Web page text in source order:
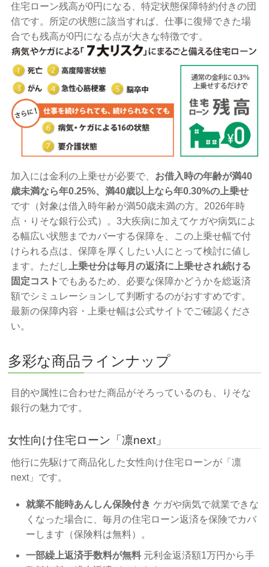
住宅ローン残高が0円になる、特定状態保障特約付きの団
信です。所定の状態に該当すれば、仕事に復帰できた場
合でも残高が0円になる点が大きな特徴です。
加入には金利の上乗せが必要で、 お借入時の年齢が満40
歳未満なら年0.25%、満40歳以上なら年0.30%の上乗せ
です（対象は借入時年齢が満50歳未満の方。2026年時
点・りそな銀行公式）。3大疾病に加えてケガや病気によ
る幅広い状態までカバーする保障を、この上乗せ幅で付
けられる点は、保障を厚くしたい人にとって検討に値し
ます。ただし
上乗せ分は毎月の返済に上乗せされ続ける
固定コスト でもあるため、必要な保障かどうかを総返済
額でシミュレーションして判断するのがおすすめです。
最新の保障内容・上乗せ幅は公式サイトでご確認くださ
い。
多彩な商品ラインナップ
目的や属性に合わせた商品がそろっているのも、りそな
銀行の魅力です。
女性向け住宅ローン「凛next」
他行に先駆けて商品化した女性向け住宅ローンが「凛
next」です。
就業不能時あんしん保険付き ケガや病気で就業できな
くなった場合に、毎月の住宅ローン返済を保険でカバ
ーします（保険料は無料）。
一部繰上返済手数料が無料 元利金返済額1万円から手